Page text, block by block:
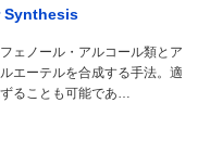
Synthesis
ェノール・アルコール類とア
エーテルを合成する手法。適
ることも可能であ…